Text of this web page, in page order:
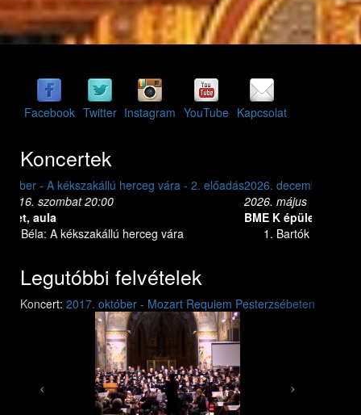
Facebook Twitter Instagram YouTube Kapcsolat
Koncertek
2026. december - A kékszakállú herceg vára - 1. előadás
2026. május 15. péntek 20:00
BME K épület, aula
Bartók Béla: A kékszakállú herceg vára
Legutóbbi felvételek
Koncert: 2017. október - Mozart Requiem Pesterzsébeten
Mozart: Requiem
Mozart: Requiem
Previous Next